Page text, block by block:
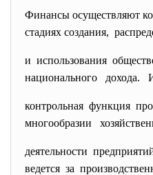
Финансы осуществляют
стадиях создания,
и использования
национального дохода.
контрольная функция
многообразии
деятельности
ведется за